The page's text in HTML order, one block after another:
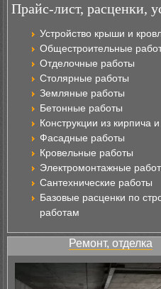
Прайс-лист, расценки,
Устройство крыши и
Общестроительные
Отделочные работы
Столярные работы
Земляные работы
Бетонные работы
Конструкции из кирпича
Фасадные работы
Кровельные работы
Электромонтажные
Сантехнические работы
Базовые расценки по
работам
Ремонт, отделка